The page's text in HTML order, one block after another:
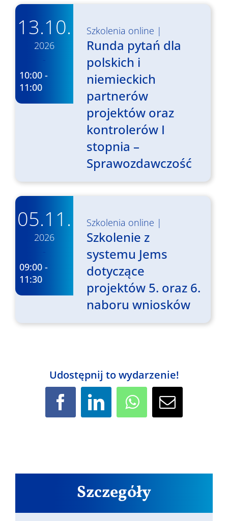
13.10.
2026
-
10:00 -
11:00
Szkolenia online |
Runda pytań dla
polskich i
niemieckich
partnerów
projektów oraz
kontrolerów I
stopnia –
Sprawozdawczość
05.11.
2026
-
09:00 -
11:30
Szkolenia online |
Szkolenie z
systemu Jems
dotyczące
projektów 5. oraz 6.
naboru wniosków
Udostępnij to wydarzenie!
LinkedIn WhatsAppEmail
Szczegóły